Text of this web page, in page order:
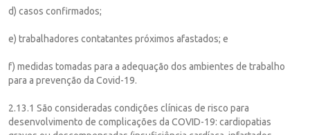
d) casos confirmados;
e) trabalhadores contatantes próximos afastados; e
f) medidas tomadas para a adequação dos ambientes de trabalho
para a prevenção da Covid-19.
2.13.1 São consideradas condições clínicas de risco para
desenvolvimento de complicações da COVID-19: cardiopatias